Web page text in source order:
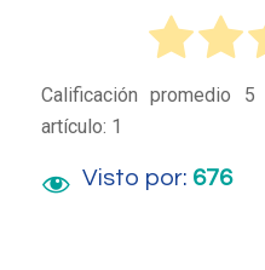
Calificación promedio 5
artículo: 1
Visto por: 676